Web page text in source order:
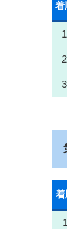
着
1
2
3
着